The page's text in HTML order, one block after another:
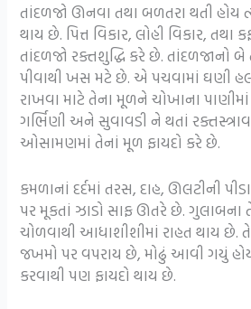
તાંદળજો ઊનવા તથા બળતરા થતી હોય
થાય છે. પિત્ત વિકાર, લોહી વિકાર,
તાંદળજો રક્તશુદ્ધિ કરે છે. તાંદળજાનો
પીવાથી ખસ મટે છે. એ પચવામાં ઘણી
રાખવા માટે તેના મૂળને ચોખાના
ગર્ભિણી અને સુવાવડી ને થતાં
ઓસામણમાં તેનાં મૂળ ફાયદો કરે છે.
કમળાનાં દર્દમાં તરસ, દાહ, ઊલટીની
પર મૂકતાં ઝાડો સાફ ઊતરે છે. ગુલાબના
ચોળવાથી આધાશીશીમાં રાહત થાય છે.
જખમો પર વપરાય છે, મોઢું આવી ગયું
કરવાથી પણ ફાયદો થાય છે.